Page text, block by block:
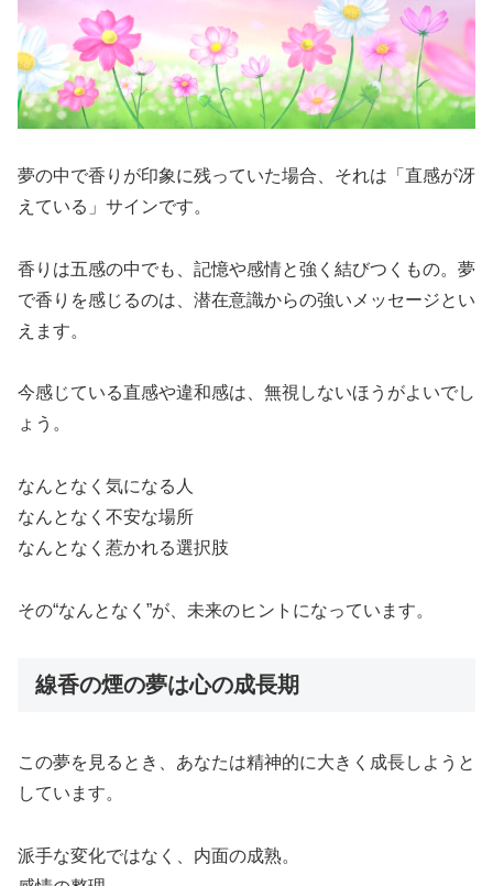
夢の中で香りが印象に残っていた場合、それは「直感が冴
えている」サインです。
香りは五感の中でも、記憶や感情と強く結びつくもの。夢
で香りを感じるのは、潜在意識からの強いメッセージとい
えます。
今感じている直感や違和感は、無視しないほうがよいでし
ょう。
なんとなく気になる人
なんとなく不安な場所
なんとなく惹かれる選択肢
その“なんとなく”が、未来のヒントになっています。
線香の煙の夢は心の成長期
この夢を見るとき、あなたは精神的に大きく成長しようと
しています。
派手な変化ではなく、内面の成熟。